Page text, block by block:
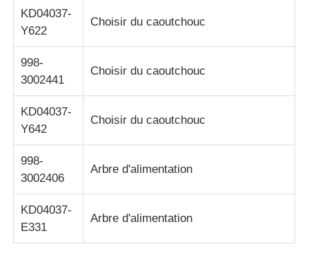
KD04037-
Y622
Choisir du caoutchouc
998-
3002441
Choisir du caoutchouc
KD04037-
Y642
Choisir du caoutchouc
998-
3002406
Arbre d'alimentation
KD04037-
E331
Arbre d'alimentation